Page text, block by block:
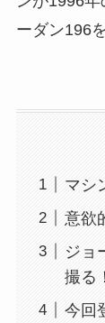
ーダン196
マシ
意欲
ジョ
撮る！
今回